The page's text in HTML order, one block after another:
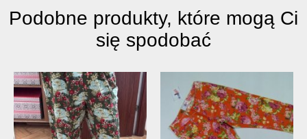
Podobne produkty, które mogą Ci
się spodobać